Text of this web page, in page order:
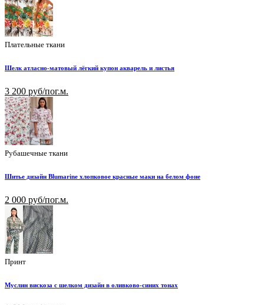
Плательные ткани
Шелк атласно-матовый лёгкий купон акварель и листья
3 200 руб/пог.м.
Рубашечные ткани
Шитье дизайн Blumarine хлопковое красные маки на белом фоне
2 000 руб/пог.м.
Принт
Муслин вискоза с шелком дизайн в оливково-синих тонах